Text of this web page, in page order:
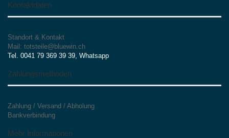
Kontaktdaten
Standort & Kontakt
Mail: totsteile@bluewin.ch
Tel. 0041 79 369 39 39, Whatsapp
Zahlungsmethoden
Zahlung / Versand / Abholung
Bankverbindung
Mehr Informationen